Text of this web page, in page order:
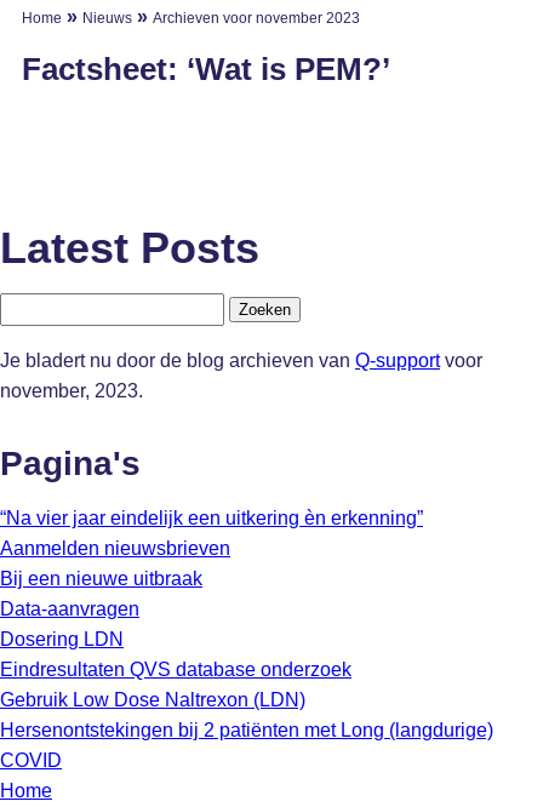
Home » Nieuws» Archieven voor november 2023
Factsheet: ‘Wat is PEM?’
Latest Posts
Je bladert nu door de blog archieven van Q-supportvoor
november, 2023.
Pagina's
“Na vier jaar eindelijk een uitkering èn erkenning”
Aanmelden nieuwsbrieven
Bij een nieuwe uitbraak
Data-aanvragen
Dosering LDN
Eindresultaten QVS database onderzoek
Gebruik Low Dose Naltrexon (LDN)
Hersenontstekingen bij 2 patiënten met Long (langdurige)
COVID
Home